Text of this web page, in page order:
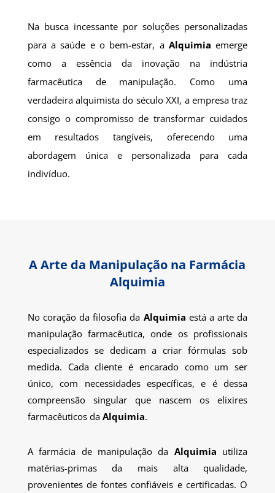
Na busca incessante por soluções personalizadas
para a saúde e o bem-estar, a Alquimia emerge
como a essência da inovação na indústria
farmacêutica de manipulação. Como uma
verdadeira alquimista do século XXI, a empresa traz
consigo o compromisso de transformar cuidados
em resultados tangíveis, oferecendo uma
abordagem única e personalizada para cada
indivíduo.
A Arte da Manipulação na Farmácia
Alquimia
No coração da filosofia da Alquimia está a arte da
manipulação farmacêutica, onde os profissionais
especializados se dedicam a criar fórmulas sob
medida. Cada cliente é encarado como um ser
único, com necessidades específicas, e é dessa
compreensão singular que nascem os elixires
farmacêuticos da Alquimia.
A farmácia de manipulação da Alquimia utiliza
matérias-primas da mais alta qualidade,
provenientes de fontes confiáveis e certificadas. O